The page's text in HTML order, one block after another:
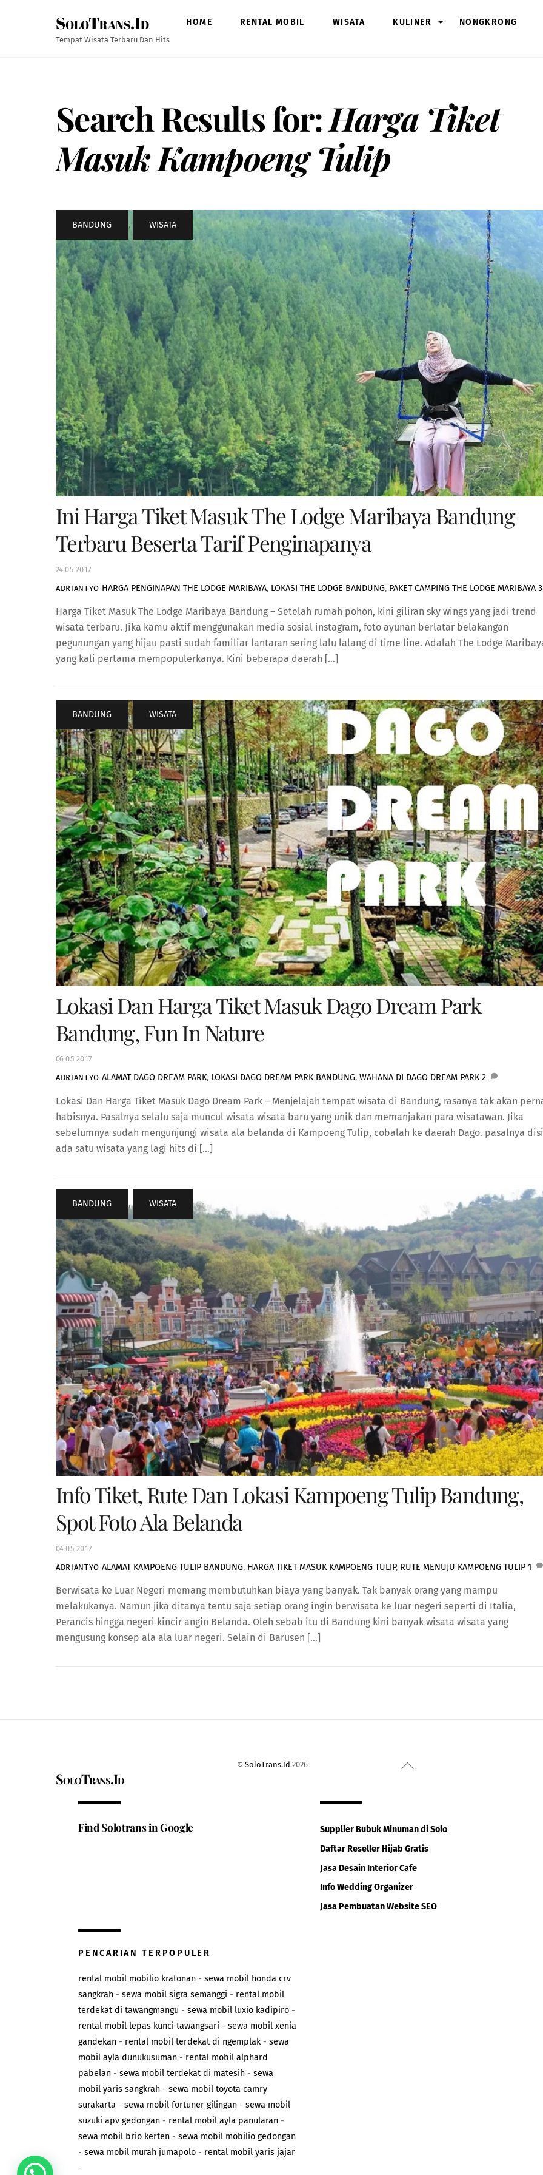
SoloTrans.Id
Tempat Wisata Terbaru Dan Hits
HOME RENTAL MOBIL WISATA KULINER NONGKRONG
Search Results for:Harga Tiket
Masuk Kampoeng Tulip
24 05 2017
Ini Harga Tiket Masuk The Lodge Maribaya Bandung
Terbaru Beserta Tarif Penginapanya
ADRIANTYO
BANDUNG , WISATA
HARGA PENGINAPAN THE LODGE MARIBAYA, LOKASI THE LODGE BANDUNG, PAKET CAMPING THE LODGE MARIBAYA 3
Harga Tiket Masuk The Lodge Maribaya Bandung – Setelah rumah pohon, kini giliran sky wings yang jadi trend
wisata terbaru. Jika kamu aktif menggunakan media sosial instagram, foto ayunan berlatar belakangan
pegunungan yang hijau pasti sudah familiar lantaran sering lalu lalang di time line. Adalah The Lodge
yang kali pertama mempopulerkanya. Kini beberapa daerah […]
06 05 2017
Lokasi Dan Harga Tiket Masuk Dago Dream Park
Bandung, Fun In Nature
ADRIANTYO
BANDUNG , WISATA
ALAMAT DAGO DREAM PARK, LOKASI DAGO DREAM PARK BANDUNG, WAHANA DI DAGO DREAM PARK 2
Lokasi Dan Harga Tiket Masuk Dago Dream Park – Menjelajah tempat wisata di Bandung, rasanya tak akan
habisnya. Pasalnya selalu saja muncul wisata wisata baru yang unik dan memanjakan para wisatawan. Jika
sebelumnya sudah mengunjungi wisata ala belanda di Kampoeng Tulip, cobalah ke daerah Dago. pasalnya
ada satu wisata yang lagi hits di […]
04 05 2017
Info Tiket, Rute Dan Lokasi Kampoeng Tulip Bandung,
Spot Foto Ala Belanda
ADRIANTYO
BANDUNG , WISATA
ALAMAT KAMPOENG TULIP BANDUNG, HARGA TIKET MASUK KAMPOENG TULIP, RUTE MENUJU KAMPOENG TULIP 1
Berwisata ke Luar Negeri memang membutuhkan biaya yang banyak. Tak banyak orang yang mampu
melakukanya. Namun jika ditanya tentu saja setiap orang ingin berwisata ke luar negeri seperti di Italia,
Perancis hingga negeri kincir angin Belanda. Oleh sebab itu di Bandung kini banyak wisata wisata yang
mengusung konsep ala ala luar negeri. Selain di Barusen […]
Back
SoloTrans.Id
©SoloTrans.Id 2026
Find Solotrans in Google
Supplier Bubuk Minuman di Solo
Daftar Reseller Hijab Gratis
Jasa Desain Interior Cafe
Info Wedding Organizer
Jasa Pembuatan Website SEO
PENCARIAN TERPOPULER
rental mobil mobilio kratonan -sewa mobil honda crv
sangkrah -sewa mobil sigra semanggi - rental mobil
terdekat di tawangmangu -sewa mobil luxio kadipiro -
rental mobil lepas kunci tawangsari -sewa mobil xenia
gandekan - rental mobil terdekat di ngemplak-sewa
mobil ayla dunukusuman - rental mobil alphard
pabelan -sewa mobil terdekat di matesih -sewa
mobil yaris sangkrah -sewa mobil toyota camry
surakarta -sewa mobil fortuner gilingan -sewa mobil
suzuki apv gedongan - rental mobil ayla panularan -
sewa mobil brio kerten -sewa mobil mobilio gedongan
-sewa mobil murah jumapolo - rental mobil yaris jajar
-